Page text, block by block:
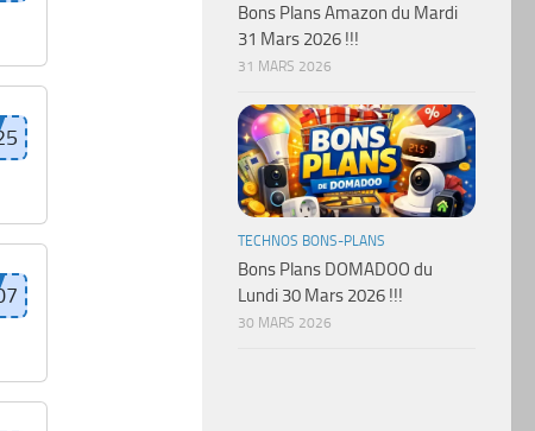
Bons Plans Amazon du Mardi
31 Mars 2026 !!!
31 MARS 2026
TECHNOS BONS-PLANS
Bons Plans DOMADOO du
Lundi 30 Mars 2026 !!!
30 MARS 2026